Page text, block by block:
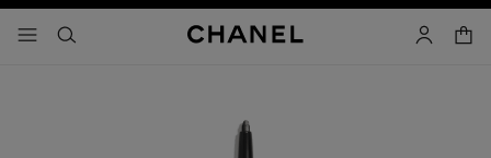
- navegación principal
buscar cuenta
carrito